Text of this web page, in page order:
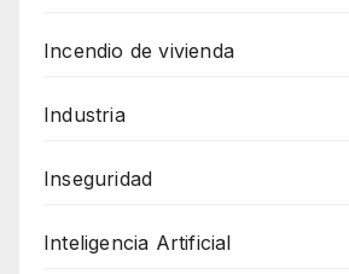
Incendio de vivienda
Industria
Inseguridad
Inteligencia Artificial